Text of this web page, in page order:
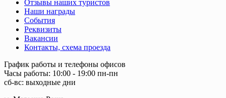
Отзывы наших туристов
Наши награды
События
Реквизиты
Вакансии
Контакты, схема проезда
График работы и телефоны офисов
Часы работы: 10:00 - 19:00 пн-пн
сб-вс: выходные дни